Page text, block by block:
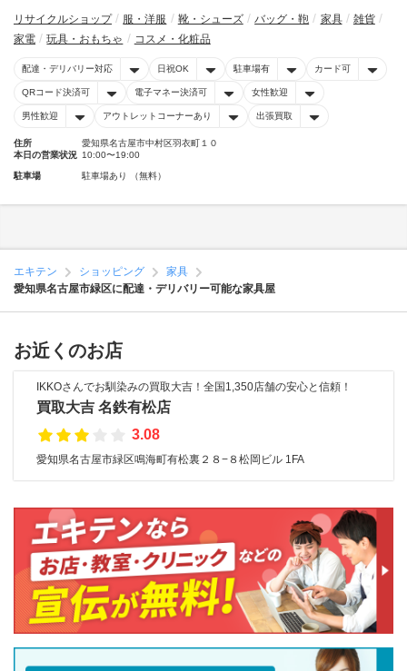
リサイクルショップ 服・洋服 靴・シューズ バッグ・鞄 家具
雑貨
家電
玩具・おもちゃ コスメ・化粧品
配達・デリバリー対応 日祝OK 駐車場有 カード可
QRコード決済可 電子マネー決済可 女性歓迎
男性歓迎 アウトレットコーナーあり 出張買取
住所
愛知県名古屋市中村区羽衣町１０
本日の営業状況 10:00〜19:00
駐車場 駐車場あり （無料）
エキテン ショッピング
家具
愛知県名古屋市緑区に配達・デリバリー可能な家具屋
お近くのお店
IKKOさんでお馴染みの買取大吉！全国1,350店舗の安心と信頼！
買取大吉 名鉄有松店
3.08
愛知県名古屋市緑区鳴海町有松裏２８−８松岡ビル 1FA